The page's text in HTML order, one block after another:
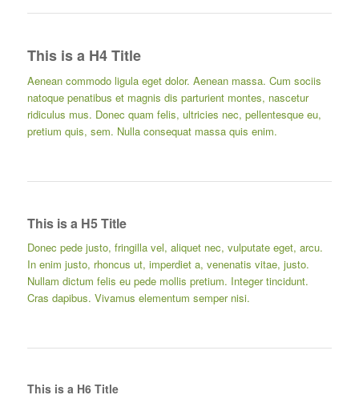
This is a H4 Title
Aenean commodo ligula eget dolor. Aenean massa. Cum sociis
natoque penatibus et magnis dis parturient montes, nascetur
ridiculus mus. Donec quam felis, ultricies nec, pellentesque eu,
pretium quis, sem. Nulla consequat massa quis enim.
This is a H5 Title
Donec pede justo, fringilla vel, aliquet nec, vulputate eget, arcu.
In enim justo, rhoncus ut, imperdiet a, venenatis vitae, justo.
Nullam dictum felis eu pede mollis pretium. Integer tincidunt.
Cras dapibus. Vivamus elementum semper nisi.
This is a H6 Title